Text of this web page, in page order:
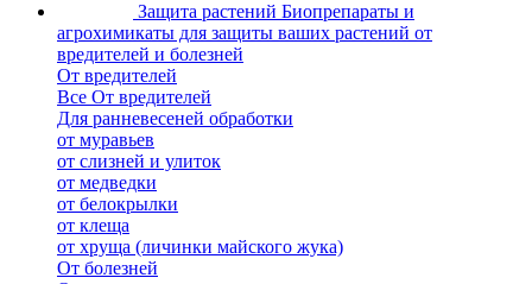
Защита растений Биопрепараты и
агрохимикаты для защиты ваших растений от
вредителей и болезней
От вредителей
Все От вредителей
Для ранневесеней обработки
от муравьев
от слизней и улиток
от медведки
от белокрылки
от клеща
от хруща (личинки майского жука)
От болезней